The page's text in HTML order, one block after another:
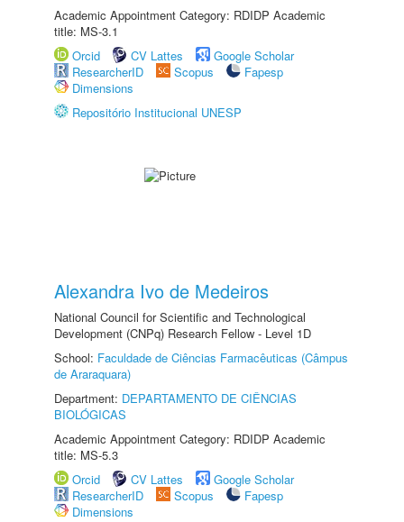
Academic Appointment Category: RDIDP Academic
title: MS-3.1
Orcid
CV Lattes
Google Scholar
ResearcherID
Scopus
Fapesp
Dimensions
Repositório Institucional UNESP
Alexandra Ivo de Medeiros
National Council for Scientific and Technological
Development (CNPq) Research Fellow - Level 1D
School: Faculdade de Ciências Farmacêuticas (Câmpus
de Araraquara)
Department: DEPARTAMENTO DE CIÊNCIAS
BIOLÓGICAS
Academic Appointment Category: RDIDP Academic
title: MS-5.3
Orcid
CV Lattes
Google Scholar
ResearcherID
Scopus
Fapesp
Dimensions